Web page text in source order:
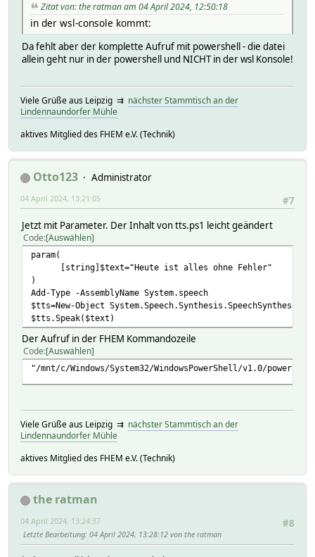
Zitat von: the ratman am 04 April 2024, 12:50:18
in der wsl-console kommt:
Da fehlt aber der komplette Aufruf mit powershell - die datei
allein geht nur in der powershell und NICHT in der wsl Konsole!
Viele Grüße aus Leipzig ⇉ nächster Stammtisch an der
Lindennaundorfer Mühle
aktives Mitglied des FHEM e.V. (Technik)
Otto123
Administrator
#7
04 April 2024, 13:21:05
Jetzt mit Parameter. Der Inhalt von tts.ps1 leicht geändert
Code Auswählen
param(
[string]$text="Heute ist alles ohne Fehler"
)
Add-Type -AssemblyName System.speech
$tts=New-Object System.Speech.Synthesis.SpeechSynthesizer
$tts.Speak($text)
Der Aufruf in der FHEM Kommandozeile
Code Auswählen
"/mnt/c/Windows/System32/WindowsPowerShell/
Viele Grüße aus Leipzig ⇉ nächster Stammtisch an der
Lindennaundorfer Mühle
aktives Mitglied des FHEM e.V. (Technik)
the ratman
#8
04 April 2024, 13:24:37
Letzte Bearbeitung: 04 April 2024, 13:28:12 von the ratman